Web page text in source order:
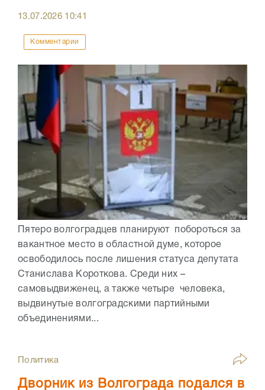
13.07.2026 10:41
Комментарии
Пятеро волгоградцев планируют побороться за
вакантное место в областной думе, которое
освободилось после лишения статуса депутата
Станислава Короткова. Среди них –
самовыдвиженец, а также четыре человека,
выдвинутые волгоградскими партийными
объединениями...
Политика
Дворник из Волгограда подался в